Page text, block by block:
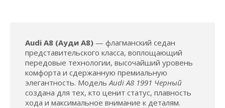
Audi A8 (Ауди А8) — флагманский седан
представительского класса, воплощающий
передовые технологии, высочайший уровень
комфорта и сдержанную премиальную
элегантность. МодельAudi A8 1991 Черный
создана для тех, кто ценит статус, плавность
хода и максимальное внимание к деталям.